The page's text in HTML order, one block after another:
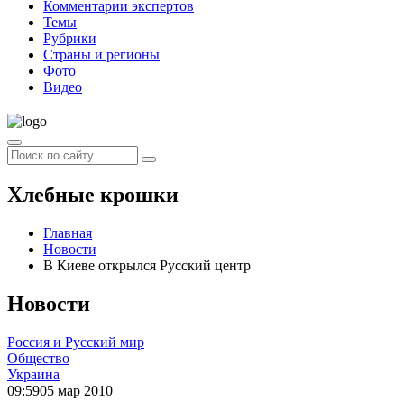
Комментарии экспертов
Темы
Рубрики
Страны и регионы
Фото
Видео
Хлебные крошки
Главная
Новости
В Киеве открылся Русский центр
Новости
Россия и Русский мир
Общество
Украина
09:5905 мар 2010